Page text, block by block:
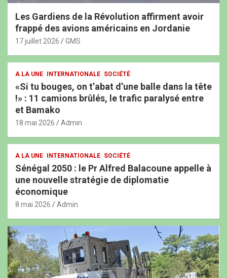
Les Gardiens de la Révolution affirment avoir
frappé des avions américains en Jordanie
17 juillet 2026 GMS
A LA UNE INTERNATIONALE SOCIÉTÉ
«Si tu bouges, on t’abat d’une balle dans la tête
!» : 11 camions brûlés, le trafic paralysé entre
et Bamako
18 mai 2026 Admin
A LA UNE INTERNATIONALE SOCIÉTÉ
Sénégal 2050 : le Pr Alfred Balacoune appelle à
une nouvelle stratégie de diplomatie
économique
8 mai 2026 Admin